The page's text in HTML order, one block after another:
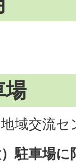
場
域交流セ
）駐車場